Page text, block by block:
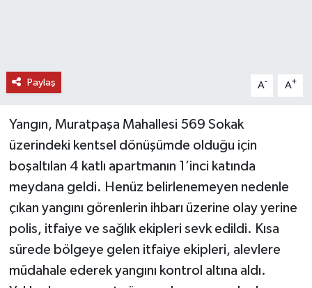
Paylaş A- A+
Yangın, Muratpaşa Mahallesi 569 Sokak
üzerindeki kentsel dönüşümde olduğu için
boşaltılan 4 katlı apartmanın 1’inci katında
meydana geldi. Henüz belirlenemeyen nedenle
çıkan yangını görenlerin ihbarı üzerine olay yerine
polis, itfaiye ve sağlık ekipleri sevk edildi. Kısa
sürede bölgeye gelen itfaiye ekipleri, alevlere
müdahale ederek yangını kontrol altına aldı.
MAGAZİN